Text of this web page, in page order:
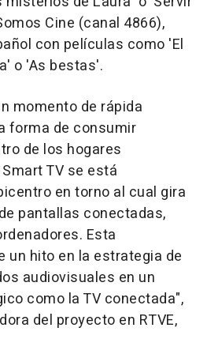
Cine (canal 4866),
con películas como 'El
o 'As bestas'.
momento de rápida
forma de consumir
de los hogares
TV se está
en torno al cual gira
pantallas conectadas,
Esta
un hito en la estrategia de
audiovisuales en un
como la TV conectada",
del proyecto en RTVE,